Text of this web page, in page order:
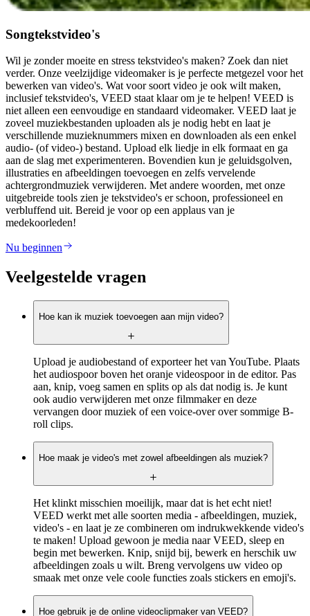
Songtekstvideo's
Wil je zonder moeite en stress tekstvideo's maken? Zoek dan niet
verder. Onze veelzijdige videomaker is je perfecte metgezel voor het
bewerken van video's. Wat voor soort video je ook wilt maken,
inclusief tekstvideo's, VEED staat klaar om je te helpen! VEED is
niet alleen een eenvoudige en standaard videomaker. VEED laat je
zoveel muziekbestanden uploaden als je nodig hebt en laat je
verschillende muzieknummers mixen en downloaden als een enkel
audio- (of video-) bestand. Upload elk liedje in elk formaat en ga
aan de slag met experimenteren. Bovendien kun je geluidsgolven,
illustraties en afbeeldingen toevoegen en zelfs vervelende
achtergrondmuziek verwijderen. Met andere woorden, met onze
uitgebreide tools zien je tekstvideo's er schoon, professioneel en
verbluffend uit. Bereid je voor op een applaus van je
medekoorleden!
Nu beginnen
Veelgestelde vragen
Hoe kan ik muziek toevoegen aan mijn video?
Upload je audiobestand of exporteer het van YouTube. Plaats
het audiospoor boven het oranje videospoor in de editor. Pas
aan, knip, voeg samen en splits op als dat nodig is. Je kunt
ook audio verwijderen met onze filmmaker en deze
vervangen door muziek of een voice-over over sommige B-
roll clips. ‍
Hoe maak je video's met zowel afbeeldingen als muziek?
Het klinkt misschien moeilijk, maar dat is het echt niet!
VEED werkt met alle soorten media - afbeeldingen, muziek,
video's - en laat je ze combineren om indrukwekkende video's
te maken! Upload gewoon je media naar VEED, sleep en
begin met bewerken. Knip, snijd bij, bewerk en herschik uw
afbeeldingen zoals u wilt. Breng vervolgens uw video op
smaak met onze vele coole functies zoals stickers en emoji's. ‍
Hoe gebruik je de online videoclipmaker van VEED?